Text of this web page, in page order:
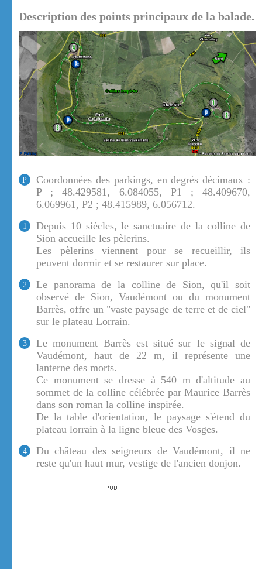
Description des points principaux de la balade.
P
Coordonnées des parkings, en degrés décimaux :
P ; 48.429581, 6.084055, P1 ; 48.409670,
6.069961, P2 ; 48.415989, 6.056712.
1
Depuis 10 siècles, le sanctuaire de la colline de
Sion accueille les pèlerins.
Les pèlerins viennent pour se recueillir, ils
peuvent dormir et se restaurer sur place.
2
Le panorama de la colline de Sion, qu'il soit
observé de Sion, Vaudémont ou du monument
Barrès, offre un "vaste paysage de terre et de ciel"
sur le plateau Lorrain.
3
Le monument Barrès est situé sur le signal de
Vaudémont, haut de 22 m, il représente une
lanterne des morts.
Ce monument se dresse à 540 m d'altitude au
sommet de la colline célébrée par Maurice Barrès
dans son roman la colline inspirée.
De la table d'orientation, le paysage s'étend du
plateau lorrain à la ligne bleue des Vosges.
4
Du château des seigneurs de Vaudémont, il ne
reste qu'un haut mur, vestige de l'ancien donjon.